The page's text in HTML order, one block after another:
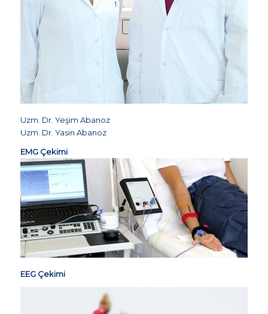
Uzm. Dr. Yeşim Abanoz
Uzm. Dr. Yasin Abanoz
EMG Çekimi
EEG Çekimi